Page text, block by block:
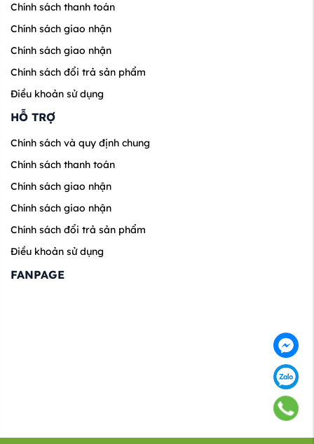
Chính sách thanh toán
Chính sách giao nhận
Chính sách giao nhận
Chính sách đổi trả sản phẩm
Điều khoản sử dụng
HỖ TRỢ
Chính sách và quy định chung
Chính sách thanh toán
Chính sách giao nhận
Chính sách giao nhận
Chính sách đổi trả sản phẩm
Điều khoản sử dụng
FANPAGE